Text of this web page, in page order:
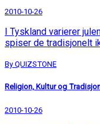
2010-10-26
I Tyskland varierer
spiser de tradisjonelt
By QUIZSTONE
Religion, Kultur og
2010-10-26